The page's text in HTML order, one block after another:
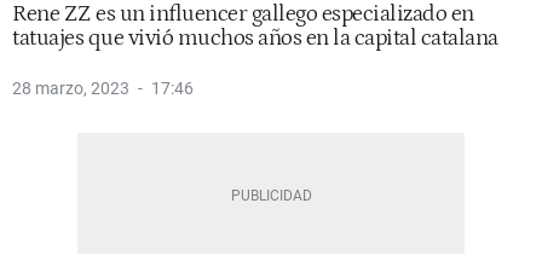
Rene ZZ es un influencer gallego especializado en
tatuajes que vivió muchos años en la capital catalana
28 marzo, 2023 17:46